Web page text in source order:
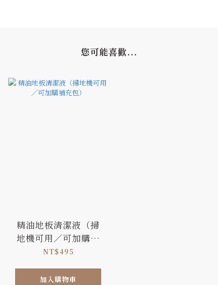
您可能喜歡...
精油地板清潔液（掃
地機可用／可加購補
充包）
NT$495
加入購物車